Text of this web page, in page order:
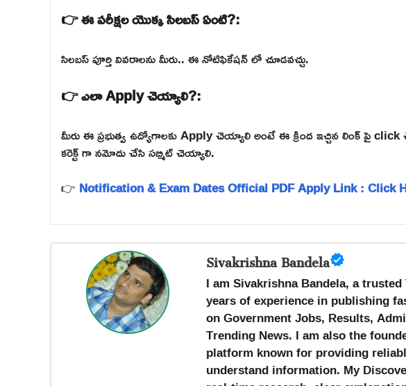
👉 ఈ పరీక్షల యొక్క సిలబస్ ఏంటి?:
సిలబస్ పూర్తి వివరాలను మీరు.. ఈ నోటిఫికేషన్ లో చూడవచ్చు.
👉 ఎలా Apply చెయ్యాలి?:
మీరు ఈ ప్రభుత్వ ఉద్యోగాలకు Apply చెయ్యాలి అంటే ఈ క్రింద ఇచ్చిన లింక్ పై
కరెక్ట్ గా నమోదు చేసి సబ్మిట్ చెయ్యాలి.
👉 Notification & Exam Dates Official PDFApply Link : Click
Sivakrishna Bandela
I am Sivakrishna Bandela, a
years of experience in publishing
on Government Jobs, Results,
Trending News. I am also the
platform known for providing
understand information. My